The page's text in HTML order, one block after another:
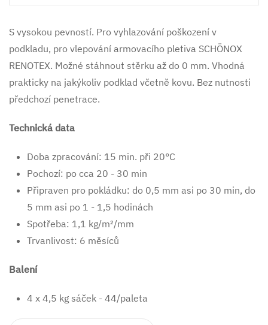
S vysokou pevností. Pro vyhlazování poškození v
podkladu, pro vlepování armovacího pletiva SCHÖNOX
RENOTEX. Možné stáhnout stěrku až do 0 mm. Vhodná
prakticky na jakýkoliv podklad včetně kovu. Bez nutnosti
předchozí penetrace.
Technická data
Doba zpracování: 15 min. při 20°C
Pochozí: po cca 20 - 30 min
Připraven pro pokládku: do 0,5 mm asi po 30 min, do
5 mm asi po 1 - 1,5 hodinách
Spotřeba: 1,1 kg/m²/mm
Trvanlivost: 6 měsíců
Balení
4 x 4,5 kg sáček - 44/paleta